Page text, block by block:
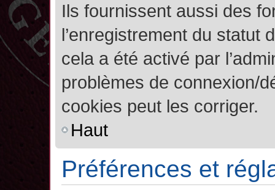
Ils fournissent aussi des
l’enregistrement du statut
cela a été activé par
problèmes de connexion/
cookies peut les corriger.
Haut
Préférences et